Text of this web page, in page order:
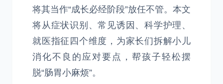
将其当作“成长必经阶段”放任不管。本文
将从症状识别、常见诱因、科学护理、
就医指征四个维度，为家长们拆解小儿
消化不良的应对要点，帮孩子轻松摆
脱“肠胃小麻烦”。